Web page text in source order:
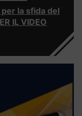
per la sfida del
IL VIDEO